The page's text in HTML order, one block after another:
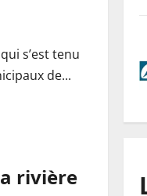
s’est tenu
de...
rivière